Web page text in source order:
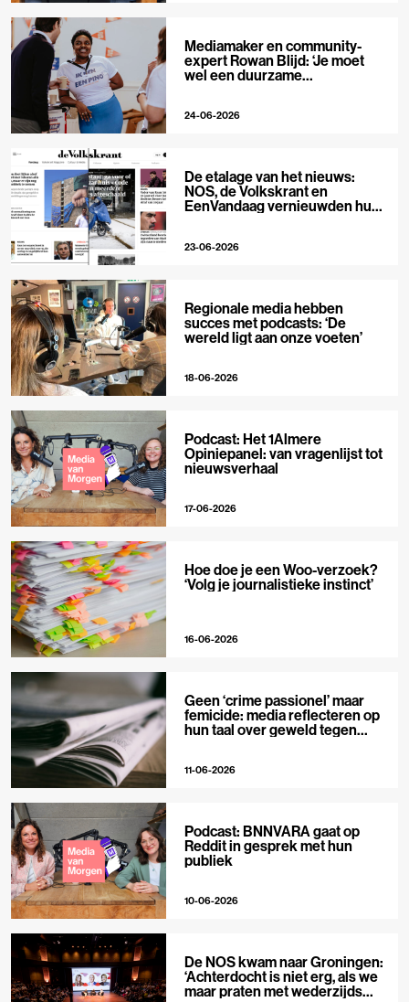
Mediamaker en community-
expert Rowan Blijd: ‘Je moet
wel een duurzame
24-06-2026
De etalage van het nieuws:
NOS, de Volkskrant en
EenVandaag vernieuwden hun
23-06-2026
Regionale media hebben
succes met podcasts: ‘De
wereld ligt aan onze voeten’
18-06-2026
Podcast: Het 1Almere
Opiniepanel: van vragenlijst tot
nieuwsverhaal
17-06-2026
Hoe doe je een Woo-verzoek?
‘Volg je journalistieke instinct’
16-06-2026
Geen ‘crime passionel’ maar
femicide: media reflecteren op
hun taal over geweld tegen
11-06-2026
Podcast: BNNVARA gaat op
Reddit in gesprek met hun
publiek
10-06-2026
De NOS kwam naar Groningen:
‘Achterdocht is niet erg, als we
maar praten met wederzijds